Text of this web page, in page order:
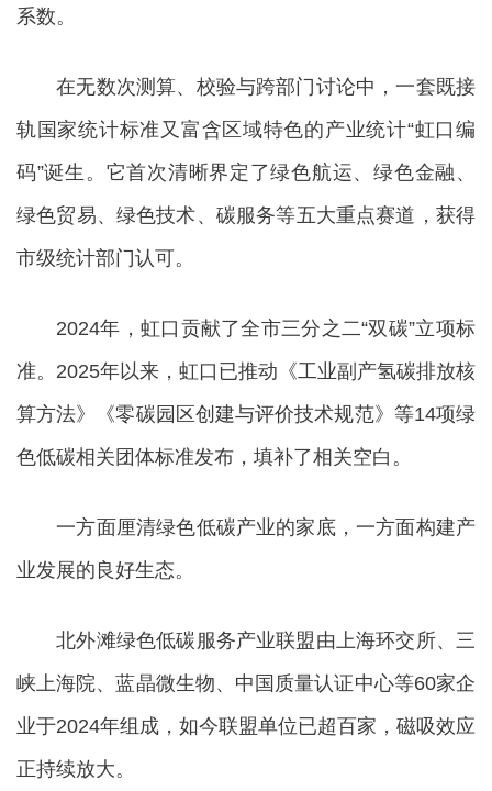
系数。
在无数次测算、校验与跨部门讨论中，一套既接
轨国家统计标准又富含区域特色的产业统计“虹口编
码”诞生。它首次清晰界定了绿色航运、绿色金融、
绿色贸易、绿色技术、碳服务等五大重点赛道，获得
市级统计部门认可。
2024年，虹口贡献了全市三分之二“双碳”立项标
准。2025年以来，虹口已推动《工业副产氢碳排放核
算方法》《零碳园区创建与评价技术规范》等14项绿
色低碳相关团体标准发布，填补了相关空白。
一方面厘清绿色低碳产业的家底，一方面构建产
业发展的良好生态。
北外滩绿色低碳服务产业联盟由上海环交所、三
峡上海院、蓝晶微生物、中国质量认证中心等60家企
业于2024年组成，如今联盟单位已超百家，磁吸效应
正持续放大。